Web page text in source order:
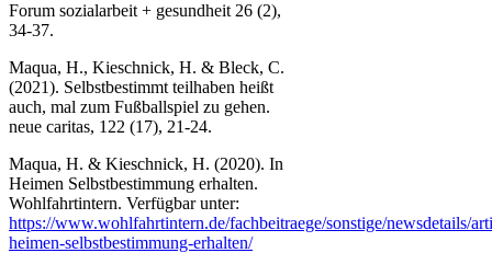
Forum sozialarbeit + gesundheit 26 (2),
34-37.
Maqua, H., Kieschnick, H. & Bleck, C.
(2021). Selbstbestimmt teilhaben heißt
auch, mal zum Fußballspiel zu gehen.
neue caritas, 122 (17), 21-24.
Maqua, H. & Kieschnick, H. (2020). In
Heimen Selbstbestimmung erhalten.
Wohlfahrtintern. Verfügbar unter:
https://www.wohlfahrtintern.de/fachbeitraege/sonstige/newsdetails/
heimen-selbstbestimmung-erhalten/